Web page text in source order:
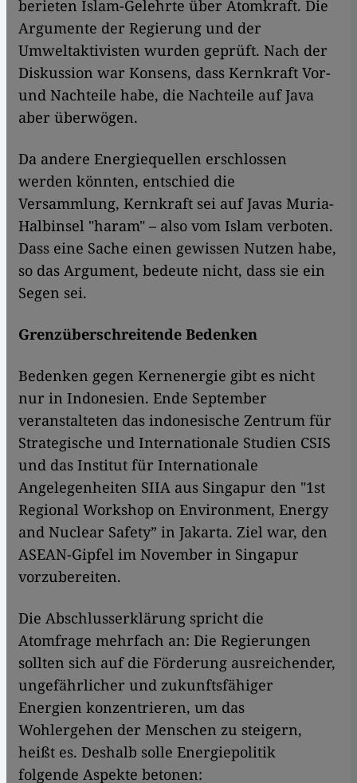
berieten Islam-Gelehrte über Atomkraft. Die
Argumente der Regierung und der
Umweltaktivisten wurden geprüft. Nach der
Diskussion war Konsens, dass Kernkraft Vor-
und Nachteile habe, die Nachteile auf Java
aber überwögen.
Da andere Energiequellen erschlossen
werden könnten, entschied die
Versammlung, Kernkraft sei auf Javas Muria-
Halbinsel "haram" – also vom Islam verboten.
Dass eine Sache einen gewissen Nutzen habe,
so das Argument, bedeute nicht, dass sie ein
Segen sei.
Grenzüberschreitende Bedenken
Bedenken gegen Kernenergie gibt es nicht
nur in Indonesien. Ende September
veranstalteten das indonesische Zentrum für
Strategische und Internationale Studien CSIS
und das Institut für Internationale
Angelegenheiten SIIA aus Singapur den "1st
Regional Workshop on Environment, Energy
and Nuclear Safety” in Jakarta. Ziel war, den
ASEAN-Gipfel im November in Singapur
vorzubereiten.
Die Abschlusserklärung spricht die
Atomfrage mehrfach an: Die Regierungen
sollten sich auf die Förderung ausreichender,
ungefährlicher und zukunftsfähiger
Energien konzentrieren, um das
Wohlergehen der Menschen zu steigern,
heißt es. Deshalb solle Energiepolitik
folgende Aspekte betonen: